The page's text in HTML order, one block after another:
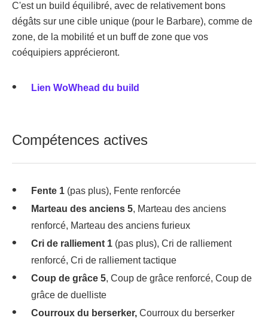
C'est un build équilibré, avec de relativement bons
dégâts sur une cible unique (pour le Barbare), comme de
zone, de la mobilité et un buff de zone que vos
coéquipiers apprécieront.
Lien WoWhead du build
Compétences actives
Fente 1 (pas plus), Fente renforcée
Marteau des anciens 5, Marteau des anciens
renforcé, Marteau des anciens furieux
Cri de ralliement 1 (pas plus), Cri de ralliement
renforcé, Cri de ralliement tactique
Coup de grâce 5, Coup de grâce renforcé, Coup de
grâce de duelliste
Courroux du berserker, Courroux du berserker